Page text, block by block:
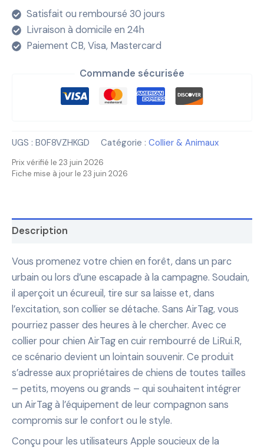
Satisfait ou remboursé 30 jours
Livraison à domicile en 24h
Paiement CB, Visa, Mastercard
Commande sécurisée
UGS : B0F8VZHKGD Catégorie : Collier & Animaux
Prix vérifié le 23 juin 2026
Fiche mise à jour le 23 juin 2026
Description
Vous promenez votre chien en forêt, dans un parc
urbain ou lors d’une escapade à la campagne. Soudain,
il aperçoit un écureuil, tire sur sa laisse et, dans
l’excitation, son collier se détache. Sans AirTag, vous
pourriez passer des heures à le chercher. Avec ce
collier pour chien AirTag en cuir rembourré de LiRui.R,
ce scénario devient un lointain souvenir. Ce produit
s’adresse aux propriétaires de chiens de toutes tailles
– petits, moyens ou grands – qui souhaitent intégrer
un AirTag à l’équipement de leur compagnon sans
compromis sur le confort ou le style.
Conçu pour les utilisateurs Apple soucieux de la